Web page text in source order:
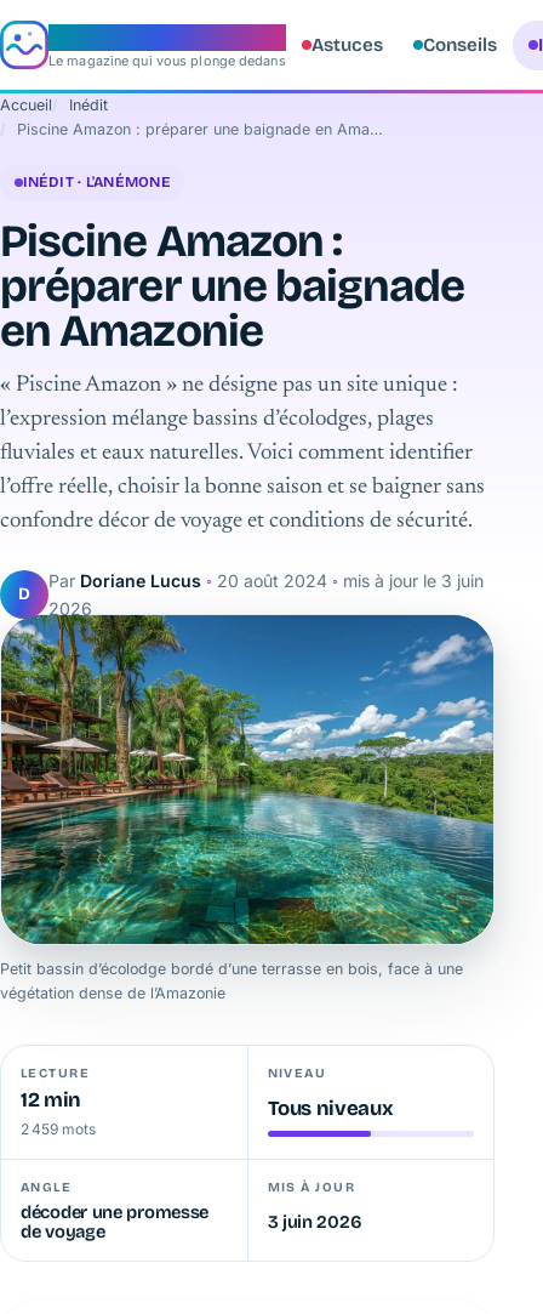
Le magazine qui vous plonge dedans
Astuces Conseils
Accueil
Inédit
Piscine Amazon : préparer une baignade en Amazonie
INÉDIT · L'ANÉMONE
Piscine Amazon :
préparer une baignade
en Amazonie
« Piscine Amazon » ne désigne pas un site unique :
l’expression mélange bassins d’écolodges, plages
fluviales et eaux naturelles. Voici comment identifier
l’offre réelle, choisir la bonne saison et se baigner sans
confondre décor de voyage et conditions de sécurité.
D
Par Doriane Lucus ◦ 20 août 2024 ◦ mis à jour le 3 juin
2026
Petit bassin d’écolodge bordé d’une terrasse en bois, face à une
végétation dense de l’Amazonie
LECTURE
12 min
2 459 mots
NIVEAU
Tous niveaux
ANGLE
décoder une promesse
de voyage
MIS À JOUR
3 juin 2026